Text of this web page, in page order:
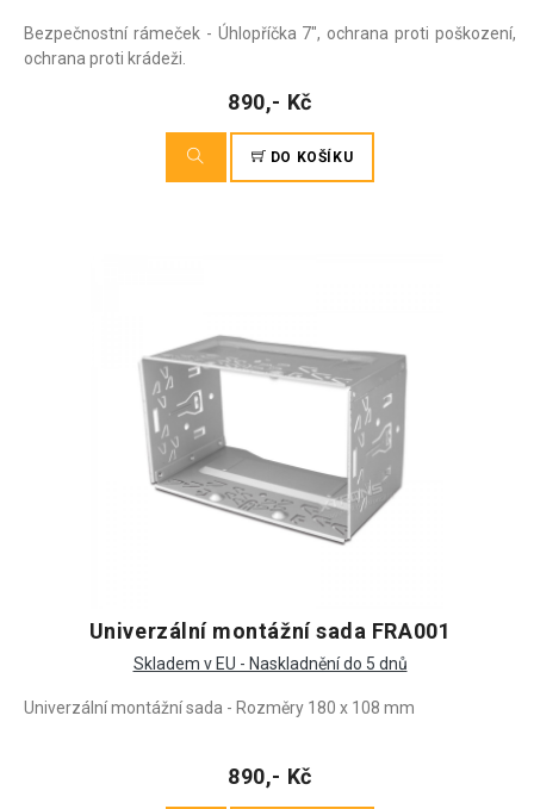
Bezpečnostní rámeček - Úhlopříčka 7", ochrana proti poškození,
ochrana proti krádeži.
890,- Kč
DO KOŠÍKU
Univerzální montážní sada FRA001
Skladem v EU - Naskladnění do 5 dnů
Univerzální montážní sada - Rozměry 180 x 108 mm
890,- Kč